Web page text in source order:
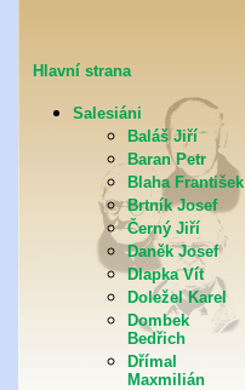
Hlavní strana
Salesiáni
Baláš Jiří
Baran Petr
Blaha František
Brtník Josef
Černý Jiří
Daněk Josef
Dlapka Vít
Doležel Karel
Dombek
Bedřich
Dřímal
Maxmilián